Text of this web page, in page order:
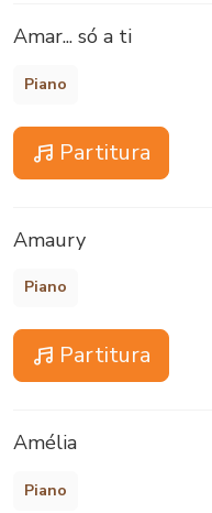
Amar... só a ti
Piano
Partitura
Amaury
Piano
Partitura
Amélia
Piano